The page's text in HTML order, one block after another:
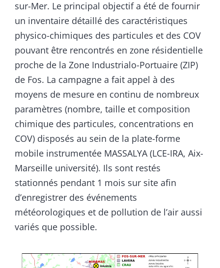
sur-Mer. Le principal objectif a été de fournir
un inventaire détaillé des caractéristiques
physico-chimiques des particules et des COV
pouvant être rencontrés en zone résidentielle
proche de la Zone Industrialo-Portuaire (ZIP)
de Fos. La campagne a fait appel à des
moyens de mesure en continu de nombreux
paramètres (nombre, taille et composition
chimique des particules, concentrations en
COV) disposés au sein de la plate-forme
mobile instrumentée MASSALYA (LCE-IRA, Aix-
Marseille université). Ils sont restés
stationnés pendant 1 mois sur site afin
d’enregistrer des événements
météorologiques et de pollution de l’air aussi
variés que possible.